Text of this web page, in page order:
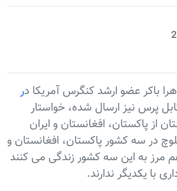
باکر عضو ارشد کنگرس آمریکا در
پرس نیز ارسال شده، خواستار
از پاکستان، افغانستان و ایران
در سه کشور پاکستان، افغانستان و
مرز به این سه کشور زندگی می کنند
با یکدیگر ندارند.